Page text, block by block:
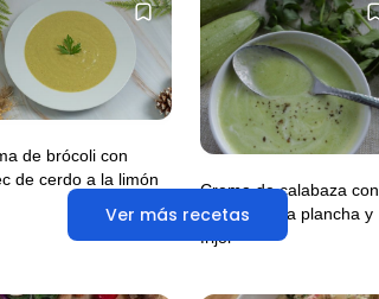
Ver más recetas
de brócoli con
de cerdo a la limón
Crema de calabaza con
pescado a la plancha y
frijol